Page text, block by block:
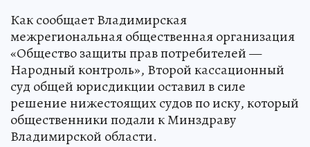
Как сообщает Владимирская
межрегиональная общественная организация
«Общество защиты прав потребителей —
Народный контроль», Второй кассационный
суд общей юрисдикции оставил в силе
решение нижестоящих судов по иску, который
общественники подали к Минздраву
Владимирской области.